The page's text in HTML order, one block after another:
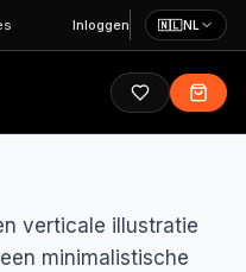
Inloggen 🇳🇱NL
verticale illustratie
minimalistische